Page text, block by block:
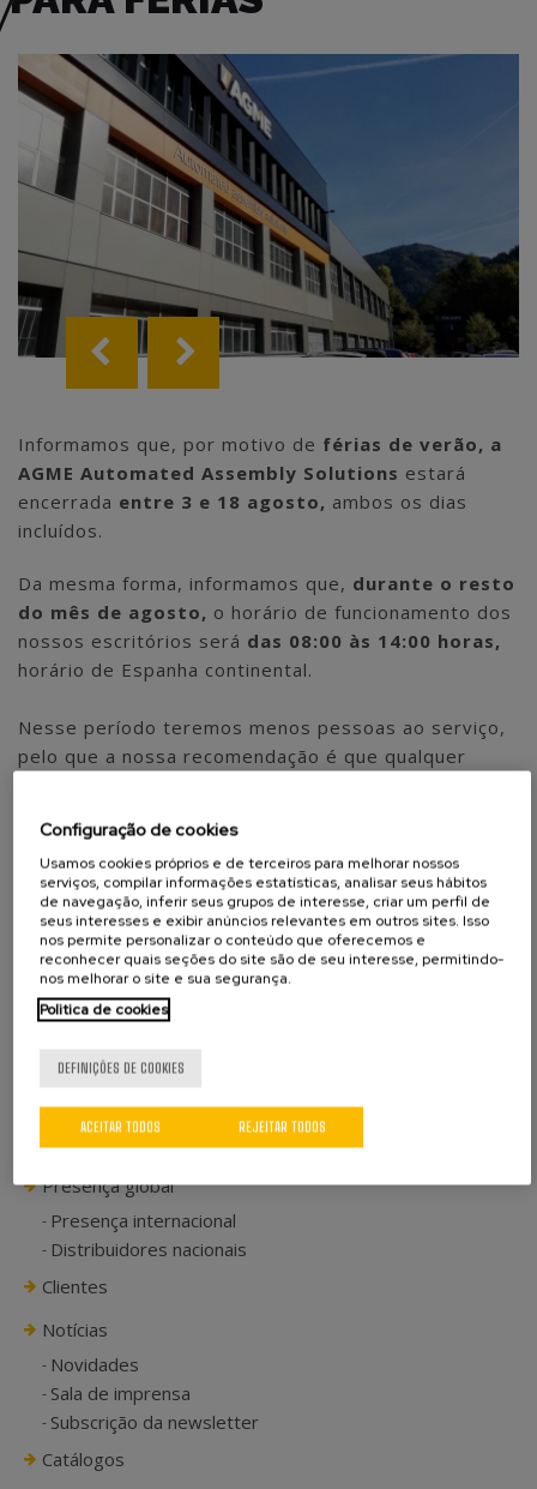
Informamos que, por motivo de férias de verão, a
AGME Automated Assembly Solutions estará
encerrada entre 3 e 18 agosto, ambos os dias
incluídos.
Da mesma forma, informamos que, durante o resto
do mês de agosto, o horário de funcionamento dos
nossos escritórios será das 08:00 às 14:00 horas,
horário de Espanha continental.
Nesse período teremos menos pessoas ao serviço,
pelo que a nossa recomendação é que qualquer
Agradecemos a sua compreensão e desejamos-lhe
umverão feliz.
Apresentação
Capacidades
Presença global
Presença internacional
Distribuidores nacionais
Clientes
Notícias
Novidades
Sala de imprensa
Subscrição da newsletter
Catálogos
Configuração de cookies
Usamos cookies próprios e de terceiros para melhorar nossos
serviços, compilar informações estatísticas, analisar seus hábitos
de navegação, inferir seus grupos de interesse, criar um perfil de
seus interesses e exibir anúncios relevantes em outros sites. Isso
nos permite personalizar o conteúdo que oferecemos e
reconhecer quais seções do site são de seu interesse, permitindo-
nos melhorar o site e sua segurança.
Politica de cookies
DEFINIÇÕES DE COOKIES
REJEITAR TODOS
ACEITAR TODOS